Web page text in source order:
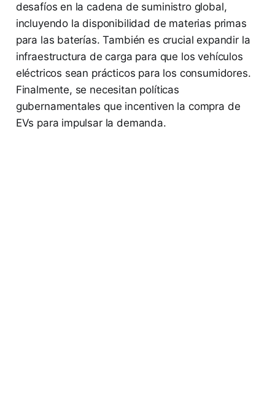
desafíos en la cadena de suministro global,
incluyendo la disponibilidad de materias primas
para las baterías. También es crucial expandir la
infraestructura de carga para que los vehículos
eléctricos sean prácticos para los consumidores.
Finalmente, se necesitan políticas
gubernamentales que incentiven la compra de
EVs para impulsar la demanda.